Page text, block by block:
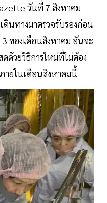
วันที่ 7 สิงหาคม
นทางมาตรวจรับรองก่อน
ของเดือนสิงหาคม อันจะ
ด้วยวิธีการใหม่ที่ไม่ต้อง
ยในเดือนสิงหาคมนี้